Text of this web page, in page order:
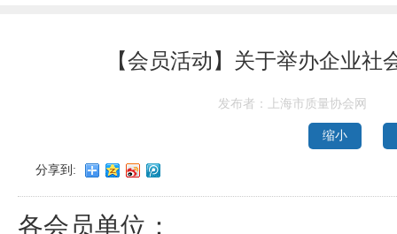
【会员活动】关于举办企业
发布者：上海市质量协会网
缩小
分享到:
各会员单位：